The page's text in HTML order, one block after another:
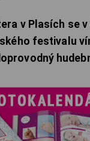
v Plasích se
festivalu